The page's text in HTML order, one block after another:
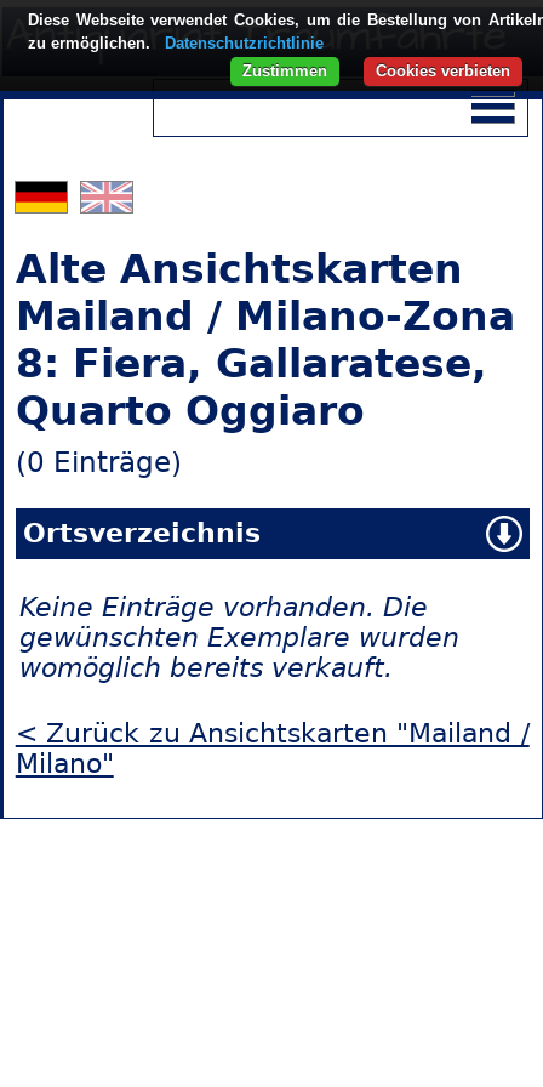
Alte Ansichtskarten
Mailand / Milano-Zona
8: Fiera, Gallaratese,
Quarto Oggiaro
(0 Einträge)
Ortsverzeichnis
Keine Einträge vorhanden. Die
gewünschten Exemplare wurden
womöglich bereits verkauft.
< Zurück zu Ansichtskarten "Mailand /
Milano"
Diese Webseite verwendet Cookies, um die Bestellung von
zu ermöglichen.
Datenschutzrichtlinie
Cookies verbieten
Zustimmen